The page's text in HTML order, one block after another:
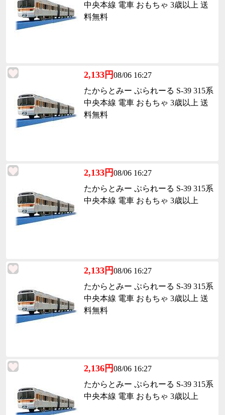
中央本線 電車 おもちゃ 3歳以上 送
料無料
2,133円08/06 16:27
たからとみー ぷられーる S-39 315系
中央本線 電車 おもちゃ 3歳以上 送
料無料
2,133円08/06 16:27
たからとみー ぷられーる S-39 315系
中央本線 電車 おもちゃ 3歳以上
2,133円08/06 16:27
たからとみー ぷられーる S-39 315系
中央本線 電車 おもちゃ 3歳以上 送
料無料
2,136円08/06 16:27
たからとみー ぷられーる S-39 315系
中央本線 電車 おもちゃ 3歳以上